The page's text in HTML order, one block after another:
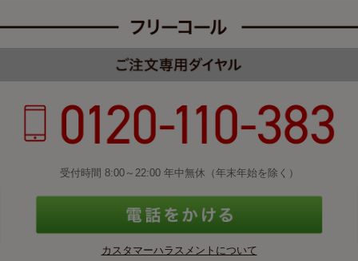
受付時間 8:00～22:00 年中無休（年末年始を除く）
カスタマーハラスメントについて